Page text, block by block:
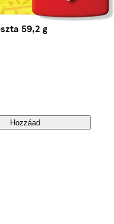
59,2 g
Hozzáad